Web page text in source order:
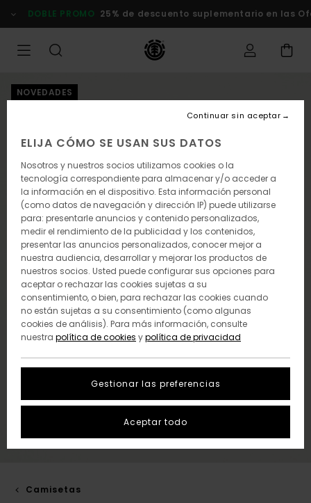
la
DOBLE PROMO 25% de descuento suplementario en las
NOVEDADES
Camisetas
ELIJA CÓMO SE USAN SUS DATOS
Nosotros y nuestros socios utilizamos cookies o la
tecnología correspondiente para almacenar y/o acceder a
la información en el dispositivo. Esta información personal
(como datos de navegación y dirección IP) puede utilizarse
para: presentarle anuncios y contenido personalizados,
medir el rendimiento de la publicidad y los contenidos,
presentar las anuncios personalizados, conocer mejor a
nuestra audiencia, desarrollar y mejorar los productos de
nuestros socios. Usted puede configurar sus opciones para
aceptar o rechazar las cookies sujetas a su
consentimiento, o bien, para rechazar las cookies cuando
no están sujetas a su consentimiento (como algunas
cookies de análisis). Para más información, consulte
nuestra política de cookies ypolítica de privacidad
Gestionar las preferencias
Continuar sin aceptar
Aceptar todo